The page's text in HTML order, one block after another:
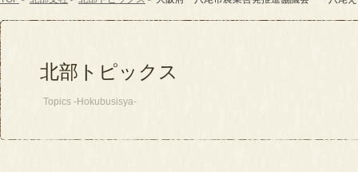
北部トピックス
Topics -Hokubusisya-